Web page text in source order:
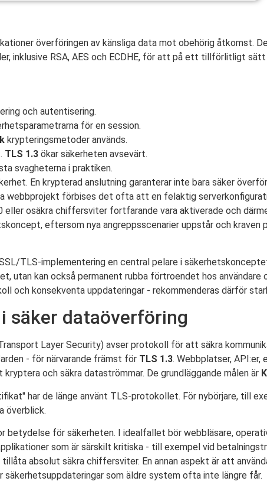
överföringen av känsliga data mot obehörig åtkomst.
inklusive RSA, AES och ECDHE, för att på ett tillförlitligt sätt
och autentisering.
för en session.
krypteringsmetoder används.
TLS 1.3 ökar säkerheten avsevärt.
svagheterna i praktiken.
En krypterad anslutning garanterar inte bara säker
webbprojekt förbises det ofta att en felaktig
osäkra chiffersviter fortfarande vara aktiverade och
eftersom nya angreppsscenarier uppstår och kraven
TLS-implementering en central pelare i
utan kan också permanent rubba förtroendet hos användare
och konsekventa uppdateringar - rekommenderas därför
säker dataöverföring
Layer Security) avser protokoll för att säkra
- för närvarande främst för TLS 1.3. Webbplatser,
och säkra dataströmmar. De grundläggande målen är
har de länge använt TLS-protokollet. För nybörjare, till
överblick.
betydelse för säkerheten. I idealfallet bör webbläsare,
som är särskilt kritiska - till exempel vid
absolut säkra chiffersviter. En annan aspekt är att
säkerhetsuppdateringar som äldre system ofta inte längre får.